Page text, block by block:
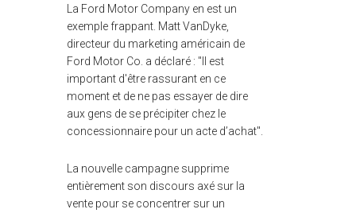
La Ford Motor Company en est un
exemple frappant. Matt VanDyke,
directeur du marketing américain de
Ford Motor Co. a déclaré : "Il est
important d'être rassurant en ce
moment et de ne pas essayer de dire
aux gens de se précipiter chez le
concessionnaire pour un acte d’achat".
La nouvelle campagne supprime
entièrement son discours axé sur la
vente pour se concentrer sur un